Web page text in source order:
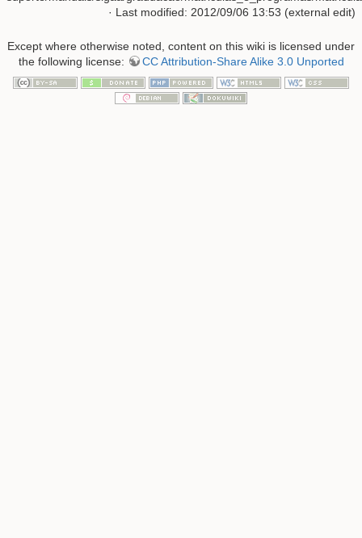
· Last modified: 2012/09/06 13:53 (external edit)
Except where otherwise noted, content on this wiki is licensed under
the following license:
CC Attribution-Share Alike 3.0 Unported